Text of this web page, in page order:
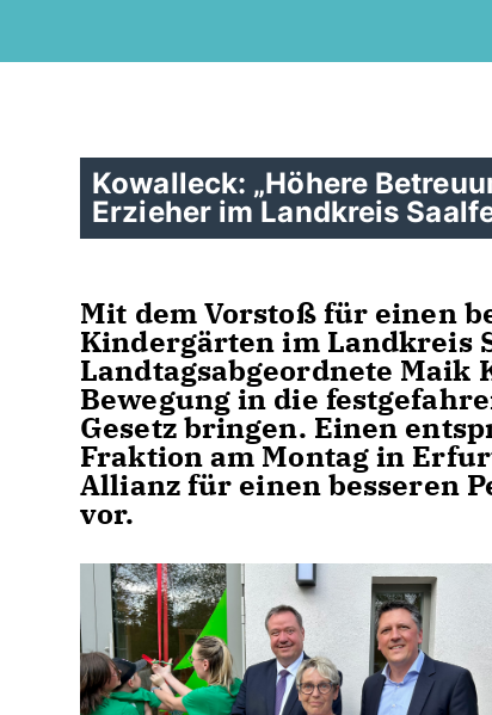
Kowalleck: „Höhere
Erzieher im Landkreis
Mit dem Vorstoß für einen
Kindergärten im Landkreis
Landtagsabgeordnete Maik
Bewegung in die
Gesetz bringen. Einen
Fraktion am Montag in
Allianz für einen besseren
vor.